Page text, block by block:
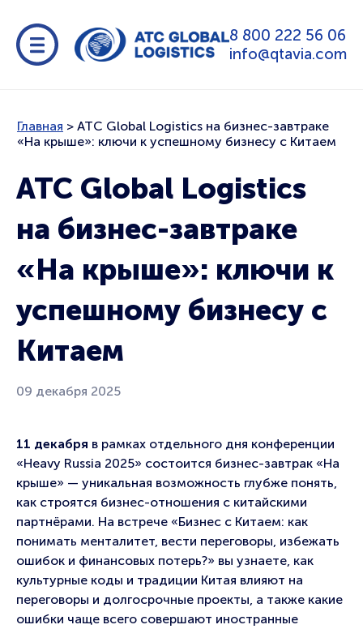
8 800 222 56 06
info@qtavia.com
Главная > ATC Global Logistics на бизнес-завтраке
«На крыше»: ключи к успешному бизнесу с Китаем
ATC Global Logistics
на бизнес-завтраке
«На крыше»: ключи к
успешному бизнесу с
Китаем
09 декабря 2025
11 декабря в рамках отдельного дня конференции
«Heavy Russia 2025» состоится бизнес-завтрак «На
крыше» — уникальная возможность глубже понять,
как строятся бизнес-отношения с китайскими
партнёрами. На встрече «Бизнес с Китаем: как
понимать менталитет, вести переговоры, избежать
ошибок и финансовых потерь?» вы узнаете, как
культурные коды и традиции Китая влияют на
переговоры и долгосрочные проекты, а также какие
ошибки чаще всего совершают иностранные